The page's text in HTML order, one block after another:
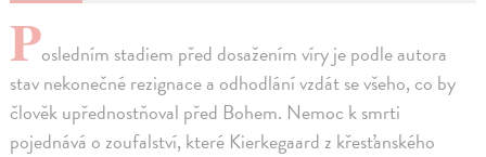
Posledním stadiem před dosažením víry je podle autora
stav nekonečné rezignace a odhodlání vzdát se všeho, co by
člověk upřednostňoval před Bohem. Nemoc k smrti
pojednává o zoufalství, které Kierkegaard z křesťanského